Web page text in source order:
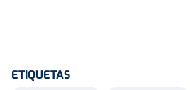
ETIQUETAS